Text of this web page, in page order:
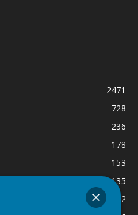
2471
728
236
178
153
135
132